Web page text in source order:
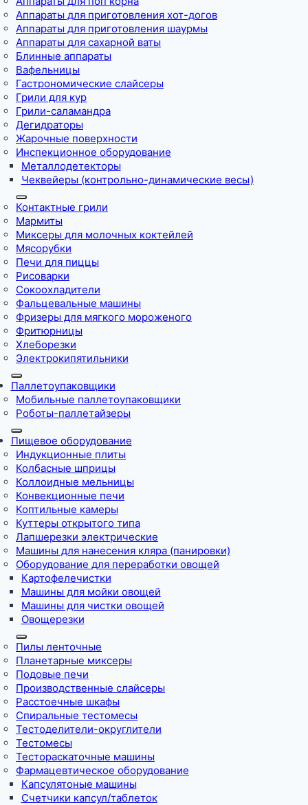
Аппараты для приготовления хот-догов
Аппараты для приготовления шаурмы
Аппараты для сахарной ваты
Блинные аппараты
Вафельницы
Гастрономические слайсеры
Грили для кур
Грили-саламандра
Дегидраторы
Жарочные поверхности
Инспекционное оборудование
Металлодетекторы
Чеквейеры (контрольно-динамические весы)
Контактные грили
Мармиты
Миксеры для молочных коктейлей
Мясорубки
Печи для пиццы
Рисоварки
Сокоохладители
Фальцевальные машины
Фризеры для мягкого мороженого
Фритюрницы
Хлеборезки
Электрокипятильники
Паллетоупаковщики
Мобильные паллетоупаковщики
Роботы-паллетайзеры
Пищевое оборудование
Индукционные плиты
Колбасные шприцы
Коллоидные мельницы
Конвекционные печи
Коптильные камеры
Куттеры открытого типа
Лапшерезки электрические
Машины для нанесения кляра (панировки)
Оборудование для переработки овощей
Картофелечистки
Машины для мойки овощей
Машины для чистки овощей
Овощерезки
Пилы ленточные
Планетарные миксеры
Подовые печи
Производственные слайсеры
Расстоечные шкафы
Спиральные тестомесы
Тестоделители-округлители
Тестомесы
Тестораскаточные машины
Фармацевтическое оборудование
Капсулятоные машины
Счетчики капсул/таблеток